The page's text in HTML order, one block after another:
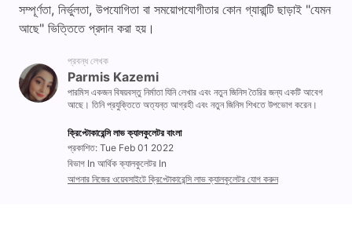
সম্পূর্ণতা, নির্ভুলতা, উপযোগিতা বা সময়োপযোগীতার কোন গ্যারান্টি ছাড়াই "যেমন
আছে" ভিত্তিতে প্রদান করা হয়।
প্রবন্ধ লেখক
Parmis Kazemi
পারমিস একজন বিষয়বস্তু নির্মাতা যিনি লেখার এবং নতুন জিনিস তৈরির জন্য একটি আবেগ
আছে। তিনি প্রযুক্তিতে অত্যন্ত আগ্রহী এবং নতুন জিনিস শিখতে উপভোগ করেন।
ক্রিপ্টোকারেন্সি লাভ ক্যালকুলেটর বাংলা
প্রকাশিত: Tue Feb 01 2022
বিভাগ In আর্থিক ক্যালকুলেটর In
আপনার নিজের ওয়েবসাইটে ক্রিপ্টোকারেন্সি লাভ ক্যালকুলেটর যোগ করুন